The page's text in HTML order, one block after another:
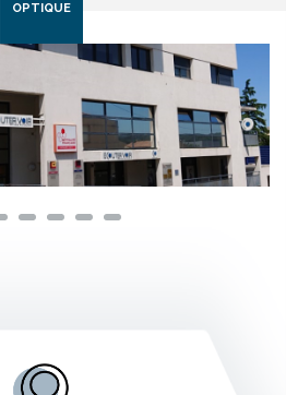
OPTIQUE